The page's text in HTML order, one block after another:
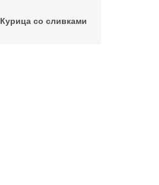
Курица со сливками